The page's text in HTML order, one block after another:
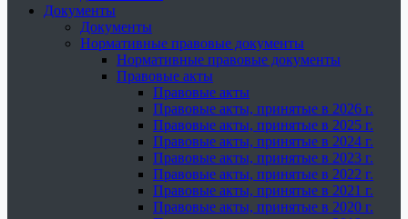
Документы
Документы
Нормативные правовые документы
Нормативные правовые документы
Правовые акты
Правовые акты
Правовые акты, принятые в 2026 г.
Правовые акты, принятые в 2025 г.
Правовые акты, принятые в 2024 г.
Правовые акты, принятые в 2023 г.
Правовые акты, принятые в 2022 г.
Правовые акты, принятые в 2021 г.
Правовые акты, принятые в 2020 г.